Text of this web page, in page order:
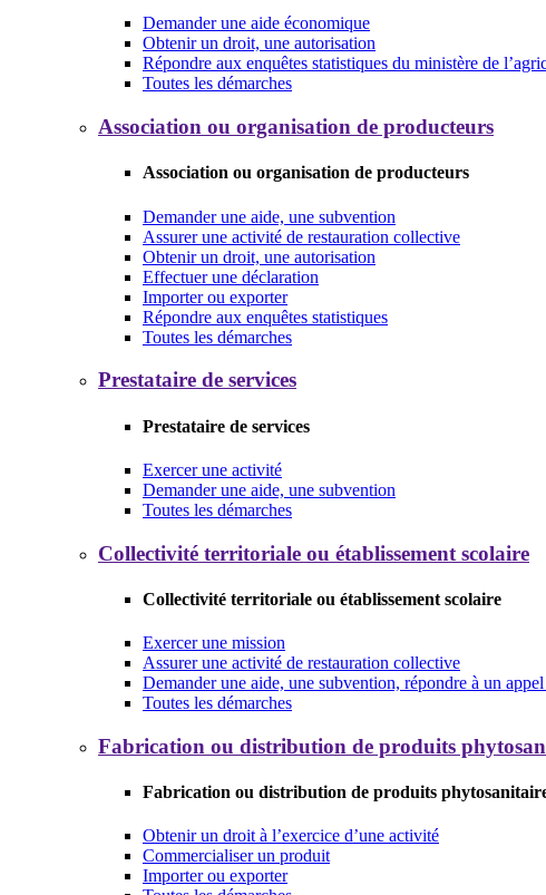
Demander une aide économique
Obtenir un droit, une autorisation
Répondre aux enquêtes statistiques du ministère de
Toutes les démarches
Association ou organisation de producteurs
Association ou organisation de producteurs
Demander une aide, une subvention
Assurer une activité de restauration collective
Obtenir un droit, une autorisation
Effectuer une déclaration
Importer ou exporter
Répondre aux enquêtes statistiques
Toutes les démarches
Prestataire de services
Prestataire de services
Exercer une activité
Demander une aide, une subvention
Toutes les démarches
Collectivité territoriale ou établissement scolaire
Collectivité territoriale ou établissement scolaire
Exercer une mission
Assurer une activité de restauration collective
Demander une aide, une subvention, répondre à un
Toutes les démarches
Fabrication ou distribution de produits
Fabrication ou distribution de produits
Obtenir un droit à l’exercice d’une activité
Commercialiser un produit
Importer ou exporter